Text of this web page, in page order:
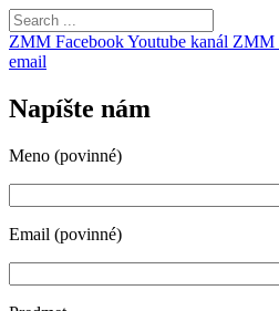
ZMM FacebookYoutube kanál ZMM
email
Napíšte nám
Meno (povinné)
Email (povinné)